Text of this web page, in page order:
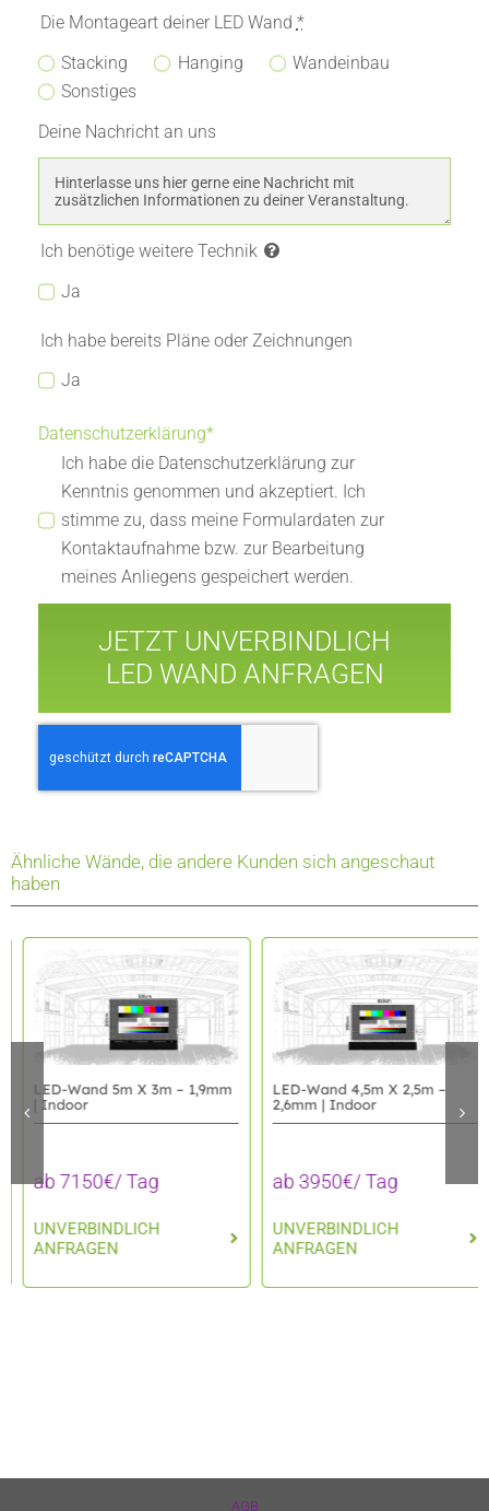
Die Montageart deiner LED Wand *
Stacking
Hanging
Wandeinbau
Sonstiges
Deine Nachricht an uns
Ich benötige weitere Technik
Ja
Ich habe bereits Pläne oder Zeichnungen
Ja
Datenschutzerklärung*
Ich habe die Datenschutzerklärung zur
Kenntnis genommen und akzeptiert. Ich
stimme zu, dass meine Formulardaten zur
Kontaktaufnahme bzw. zur Bearbeitung
meines Anliegens gespeichert werden.
JETZT UNVERBINDLICH
LED WAND ANFRAGEN
Ähnliche Wände, die andere Kunden sich angeschaut
haben
LED-Wand 5m X 3m – 1,9mm
| Indoor
ab 7150€/ Tag
UNVERBINDLICH
ANFRAGEN
LED-Wand 4,5m X 2,5m –
2,6mm | Indoor
ab 3950€/ Tag
UNVERBINDLICH
ANFRAGEN
AGB